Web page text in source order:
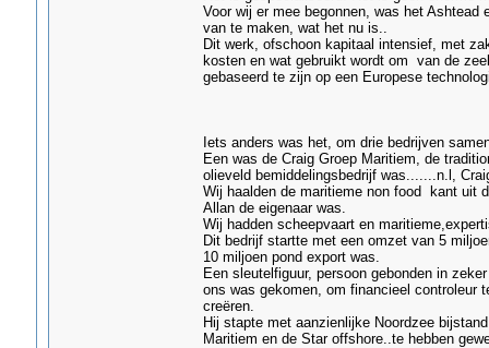
Voor wij er mee begonnen, was het
van te maken, wat het nu is..
Dit werk, ofschoon kapitaal intensief, met
kosten en wat gebruikt wordt om van de
gebaseerd te zijn op een Europese
Iets anders was het, om drie bedrijven
Een was de Craig Groep Maritiem, de
olieveld bemiddelingsbedrijf was.......n.l,
Wij haalden de maritieme non food kant uit
Allan de eigenaar was.
Wij hadden scheepvaart en
Dit bedrijf startte met een omzet van 5
10 miljoen pond export was.
Een sleutelfiguur, persoon gebonden in
ons was gekomen, om financieel controleur
creëren.
Hij stapte met aanzienlijke Noordzee
Maritiem en de Star offshore..te hebben